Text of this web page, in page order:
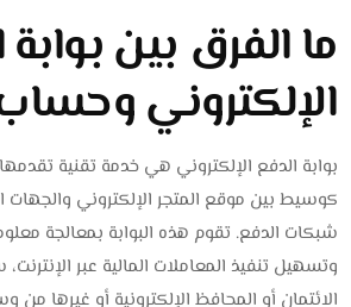
ما الفرق بين
الإلكتروني وحساب
بوابة الدفع الإلكتروني هي خدمة تقنية
كوسيط بين موقع المتجر الإلكتروني والجهات
شبكات الدفع. تقوم هذه البوابة بمعالجة
وتسهيل تنفيذ المعاملات المالية عبر
الائتمان أو المحافظ الإلكترونية أو غيرها من